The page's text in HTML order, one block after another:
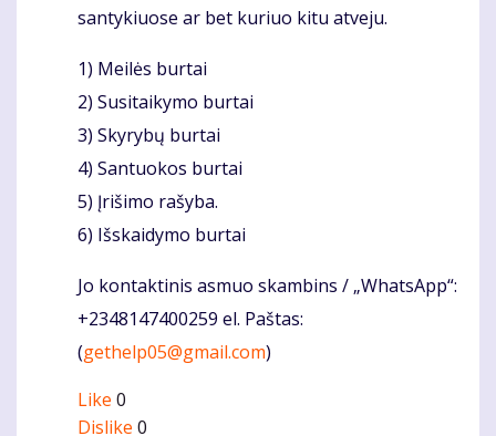
santykiuose ar bet kuriuo kitu atveju.
1) Meilės burtai
2) Susitaikymo burtai
3) Skyrybų burtai
4) Santuokos burtai
5) Įrišimo rašyba.
6) Išskaidymo burtai
Jo kontaktinis asmuo skambins / „WhatsApp“:
+2348147400259 el. Paštas:
(gethelp05@gmail.com)
Like 0
Dislike 0